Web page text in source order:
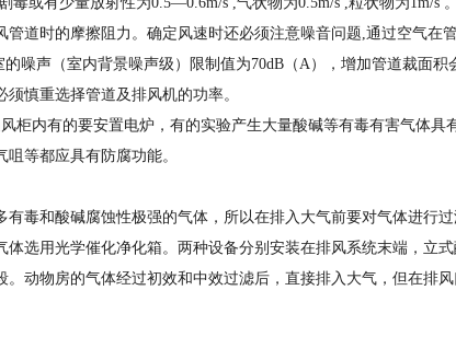
管道时的摩擦阻力。确定风速时还必须注意噪音问题,通过空气在
噪声（室内背景噪声级）限制值为70dB（A），增加管道裁面积
慎重选择管道及排风机的功率。
风柜内有的要安置电炉，有的实验产生大量酸碱等有毒有害气体具
等都应具有防腐功能。
有毒和酸碱腐蚀性极强的气体，所以在排入大气前要对气体进行
体选用光学催化净化箱。两种设备分别安装在排风系统末端，立
动物房的气体经过初效和中效过滤后，直接排入大气，但在排风